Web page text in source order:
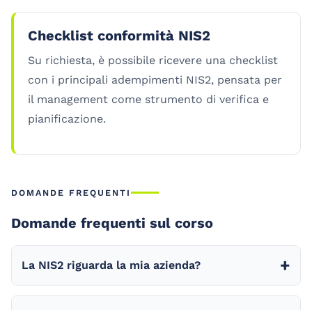
Checklist conformità NIS2
Su richiesta, è possibile ricevere una checklist
con i principali adempimenti NIS2, pensata per
il management come strumento di verifica e
pianificazione.
DOMANDE FREQUENTI
Domande frequenti sul corso
La NIS2 riguarda la mia azienda?